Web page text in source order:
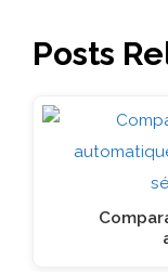
Posts